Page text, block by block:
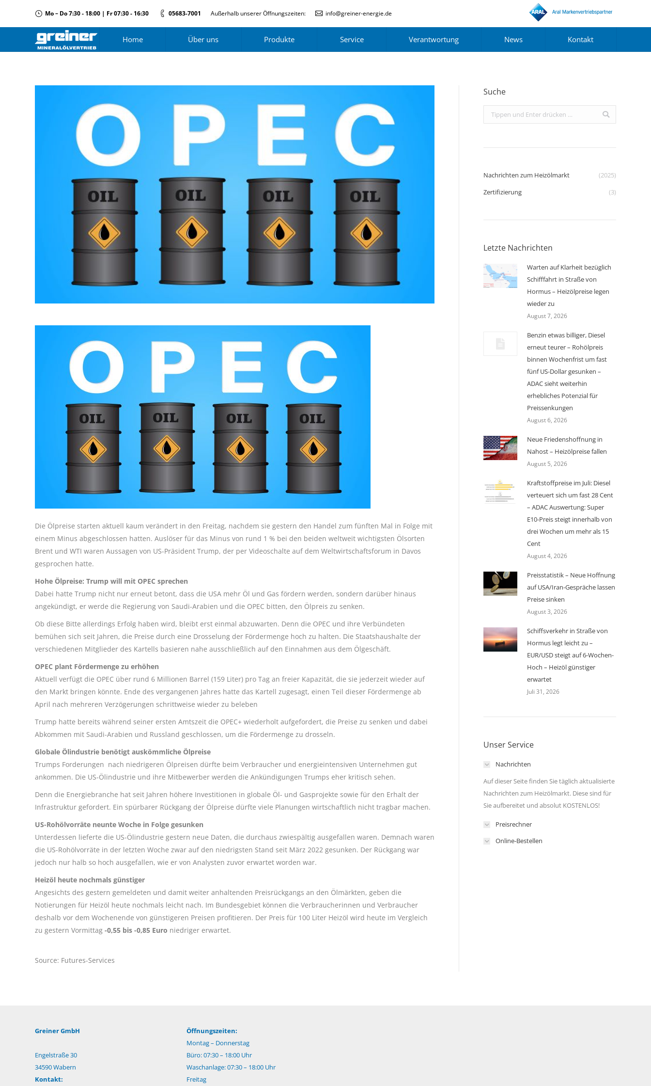
Mo – Do 7:30 - 18:00 | Fr 07:30 - 16:30 05683-7001 Außerhalb unserer Öffnungszeiten: info@greiner-energie.de
Home Über uns Produkte Service Verantwortung News Kontakt
Die Ölpreise starten aktuell kaum verändert in den Freitag, nachdem sie gestern den Handel zum fünften Mal in Folge mit
einem Minus abgeschlossen hatten. Auslöser für das Minus von rund 1 % bei den beiden weltweit wichtigsten Ölsorten
Brent und WTI waren Aussagen von US-Präsident Trump, der per Videoschalte auf dem Weltwirtschaftsforum in Davos
gesprochen hatte.
Hohe Ölpreise: Trump will mit OPEC sprechen
Dabei hatte Trump nicht nur erneut betont, dass die USA mehr Öl und Gas fördern werden, sondern darüber hinaus
angekündigt, er werde die Regierung von Saudi-Arabien und die OPEC bitten, den Ölpreis zu senken.
Ob diese Bitte allerdings Erfolg haben wird, bleibt erst einmal abzuwarten. Denn die OPEC und ihre Verbündeten
bemühen sich seit Jahren, die Preise durch eine Drosselung der Fördermenge hoch zu halten. Die Staatshaushalte der
verschiedenen Mitglieder des Kartells basieren nahe ausschließlich auf den Einnahmen aus dem Ölgeschäft.
OPEC plant Fördermenge zu erhöhen
Aktuell verfügt die OPEC über rund 6 Millionen Barrel (159 Liter) pro Tag an freier Kapazität, die sie jederzeit wieder auf
den Markt bringen könnte. Ende des vergangenen Jahres hatte das Kartell zugesagt, einen Teil dieser Fördermenge ab
April nach mehreren Verzögerungen schrittweise wieder zu beleben
Trump hatte bereits während seiner ersten Amtszeit die OPEC+ wiederholt aufgefordert, die Preise zu senken und dabei
Abkommen mit Saudi-Arabien und Russland geschlossen, um die Fördermenge zu drosseln.
Globale Ölindustrie benötigt auskömmliche Ölpreise
Trumps Forderungen nach niedrigeren Ölpreisen dürfte beim Verbraucher und energieintensiven Unternehmen gut
ankommen. Die US-Ölindustrie und ihre Mitbewerber werden die Ankündigungen Trumps eher kritisch sehen.
Denn die Energiebranche hat seit Jahren höhere Investitionen in globale Öl- und Gasprojekte sowie für den Erhalt der
Infrastruktur gefordert. Ein spürbarer Rückgang der Ölpreise dürfte viele Planungen wirtschaftlich nicht tragbar machen.
US-Rohölvorräte neunte Woche in Folge gesunken
Unterdessen lieferte die US-Ölindustrie gestern neue Daten, die durchaus zwiespältig ausgefallen waren. Demnach waren
die US-Rohölvorräte in der letzten Woche zwar auf den niedrigsten Stand seit März 2022 gesunken. Der Rückgang war
jedoch nur halb so hoch ausgefallen, wie er von Analysten zuvor erwartet worden war.
Heizöl heute nochmals günstiger
Angesichts des gestern gemeldeten und damit weiter anhaltenden Preisrückgangs an den Ölmärkten, geben die
Notierungen für Heizöl heute nochmals leicht nach. Im Bundesgebiet können die Verbraucherinnen und Verbraucher
deshalb vor dem Wochenende von günstigeren Preisen profitieren. Der Preis für 100 Liter Heizöl wird heute im Vergleich
zu gestern Vormittag -0,55 bis -0,85 Euro niedriger erwartet.
Source: Futures-Services
Suche
Search:
Nachrichten zum Heizölmarkt
(2025)
Zertifizierung
(3)
Letzte Nachrichten
Warten auf Klarheit bezüglich
Schifffahrt in Straße von
Hormus – Heizölpreise legen
wieder zu
August 7, 2026
Benzin etwas billiger, Diesel
erneut teurer – Rohölpreis
binnen Wochenfrist um fast
fünf US-Dollar gesunken –
ADAC sieht weiterhin
erhebliches Potenzial für
Preissenkungen
August 6, 2026
Neue Friedenshoffnung in
Nahost – Heizölpreise fallen
August 5, 2026
Kraftstoffpreise im Juli: Diesel
verteuert sich um fast 28 Cent
– ADAC Auswertung: Super
E10-Preis steigt innerhalb von
drei Wochen um mehr als 15
Cent
August 4, 2026
Preisstatistik – Neue Hoffnung
auf USA/Iran-Gespräche lassen
Preise sinken
August 3, 2026
Schiffsverkehr in Straße von
Hormus legt leicht zu –
EUR/USD steigt auf 6-Wochen-
Hoch – Heizöl günstiger
erwartet
Juli 31, 2026
Unser Service
Nachrichten
Auf dieser Seite finden Sie täglich aktualisierte
Nachrichten zum Heizölmarkt. Diese sind für
Sie aufbereitet und absolut KOSTENLOS!
Preisrechner
Online-Bestellen
Greiner GmbH
Engelstraße 30
34590 Wabern
Kontakt:
Öffnungszeiten:
Montag – Donnerstag
Büro: 07:30 – 18:00 Uhr
Waschanlage: 07:30 – 18:00 Uhr
Freitag